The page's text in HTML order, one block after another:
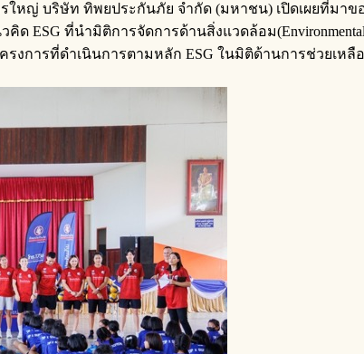
ใหญ่ บริษัท ทิพยประกันภัย จำกัด (มหาชน) เปิดเผยที่มาข
ESG ที่นำมิติการจัดการด้านสิ่งแวดล้อม
รงการที่ดำเนินการตามหลัก ESG ในมิติด้านการช่วยเหลื